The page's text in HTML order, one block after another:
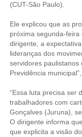
CONTRIBUIÇÕES
CONTRIBUIÇÃO
CONTRIBUIÇÃO
CONTRIBUIÇÃO
REVISÃO DE
FGTS EXPURGOS
FGTS CORREÇÃO
(CUT-São Paulo).
Ele explicou que as
próxima segunda-
dirigente, a
lideranças dos
servidores
Previdência
“Essa luta precisa ser
trabalhadores com
Gonçalves (Juruna),
O dirigente informa
que explicita a visão